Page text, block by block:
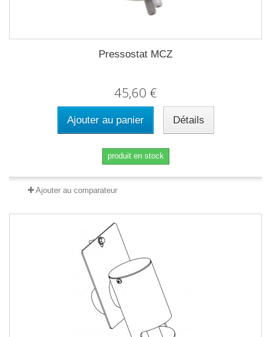
Pressostat MCZ
45,60 €
Ajouter au panier Détails
produit en stock
Ajouter au comparateur